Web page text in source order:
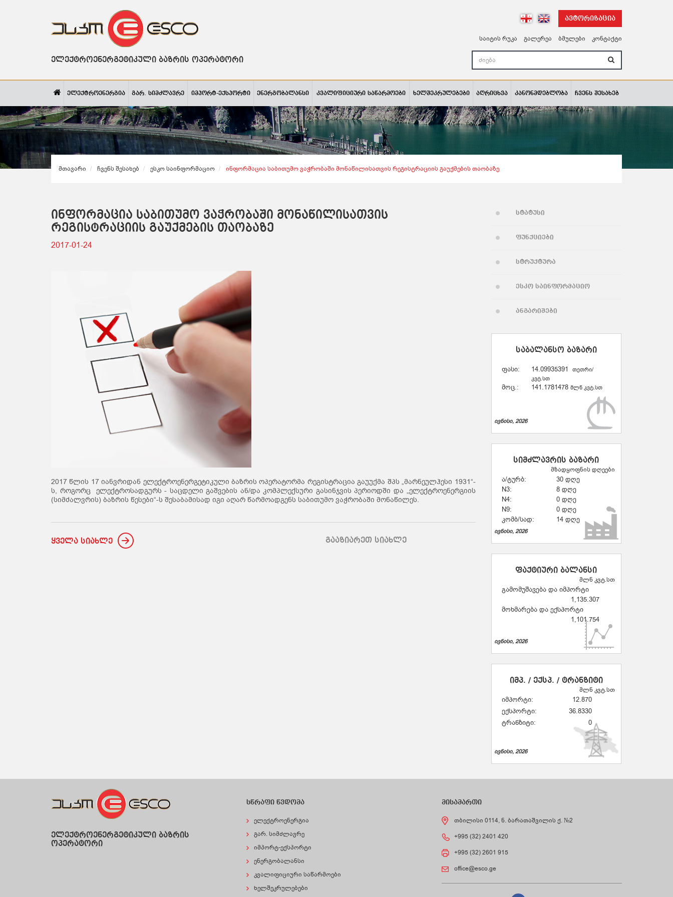
ელექტროენერგეტიკული ბაზრის ოპერატორი
ავტორიზაცია
საიტის რუკა გალერეა ბმულები კონტაქტი
ელექტროენერგია გარ. სიმძლავრე იმპორტ-ექსპორტი ენერგობალანსი კვალიფიციური საწარმოები ხელშეკრულებები აღრიცხვა კანონმდებლობა ჩვენს შესახებ
Მთავარი Ჩვენს Შესახებ Ესკო Საინფორმაციო Ინფორმაცია Საბითუმო Ვაჭრობაში Მონაწილისათვის Რეგისტრაციის Გაუქმების Თაობაზე
ინფორმაცია საბითუმო ვაჭრობაში მონაწილისათვის
რეგისტრაციის გაუქმების თაობაზე
2017-01-24
2017 წლის 17 იანვრიდან ელექტროენერგეტიკული ბაზრის ოპერატორმა რეგისტრაცია გაუუქმა შპს „მარნეულჰესი 1931“-
ს, როგორც ელექტროსადგურს - საცდელი გაშვების ან/და კომპლექსური გასინჯვის პერიოდში და „ელექტროენერგიის
(სიმძალვრის) ბაზრის წესები“-ს შესაბამისად იგი აღარ წარმოადგენს საბითუმო ვაჭრობაში მონაწილეს.
ყველა სიახლე გააზიარეთ სიახლე
სტატუსი
ფუნქციები
სტრუქტურა
ესკო საინფორმაციო
ანგარიშები
საბალანსო ბაზარი
ფასი: 14.09935391
თეთრი/
კვტ.სთ
მოც.: 141.1781478 მლნ კვტ.სთ
ივნისი, 2026
სიმძლავრის ბაზარი
მზადყოფნის დღეები
ა/ტურბ:
30 დღე
N3:
8 დღე
N4:
0 დღე
N9:
0 დღე
კომბ/სად:
14 დღე
ივნისი, 2026
ფაქტიური ბალანსი
მლნ კვტ.სთ
გამომუშავება და იმპორტი
1,135.307
მოხმარება და ექსპორტი
1,101.754
ივნისი, 2026
იმპ. / ექსპ. / ტრანზიტი
მლნ კვტ.სთ
იმპორტი:
12.870
ექსპორტი:
36.8330
ტრანზიტი:
0
ივნისი, 2026
ელექტროენერგეტიკული ბაზრის
ოპერატორი
სწრაფი წვდომა
ელექტროენერგია
გარ. სიმძლავრე
იმპორტ-ექსპორტი
ენერგობალანსი
კვალიფიციური საწარმოები
ხელშეკრულებები
მისამართი
თბილისი 0114, ნ. ბარათაშვილის ქ. №2
+995 (32) 2401 420
+995 (32) 2601 915
office@esco.ge